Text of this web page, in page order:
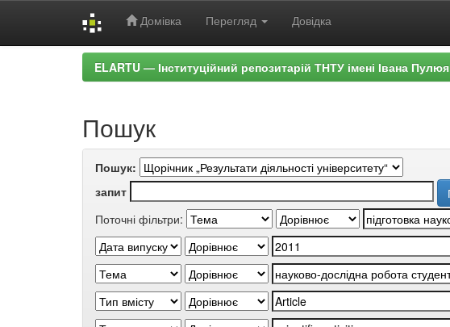
Домівка Перегляд Довідка
ELARTU — Інституційний репозитарій ТНТУ імені Івана Пулюя
Пошук
Пошук:
запит
Поточні фільтри: